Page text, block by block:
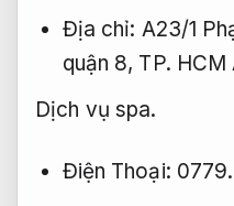
Địa chỉ: A23/1
quận 8, TP. HCM
Dịch vụ spa.
Điện Thoại: